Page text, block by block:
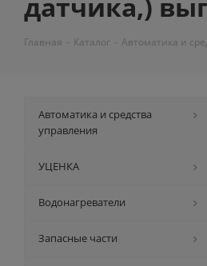
Главная - Каталог - Автоматика и
Автоматика и средства
управления
УЦЕНКА
Водонагреватели
Запасные части